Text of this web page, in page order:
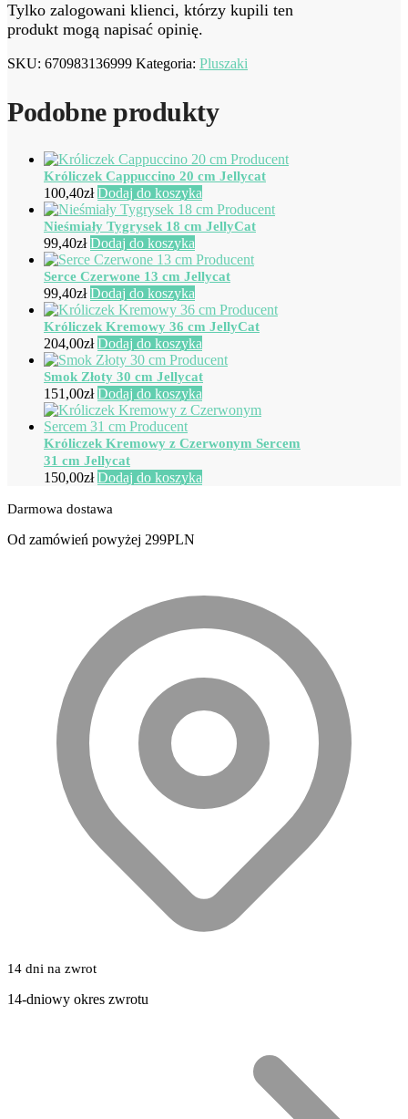
Tylko zalogowani klienci, którzy kupili ten
produkt mogą napisać opinię.
SKU: 670983136999 Kategoria: Pluszaki
Podobne produkty
Króliczek Cappuccino 20 cm Jellycat
100,40zł Dodaj do koszyka
Nieśmiały Tygrysek 18 cm JellyCat
99,40zł Dodaj do koszyka
Serce Czerwone 13 cm Jellycat
99,40zł Dodaj do koszyka
Króliczek Kremowy 36 cm JellyCat
204,00zł Dodaj do koszyka
Smok Złoty 30 cm Jellycat
151,00zł Dodaj do koszyka
Króliczek Kremowy z Czerwonym Sercem
31 cm Jellycat
150,00zł Dodaj do koszyka
Darmowa dostawa
Od zamówień powyżej 299PLN
14 dni na zwrot
14-dniowy okres zwrotu